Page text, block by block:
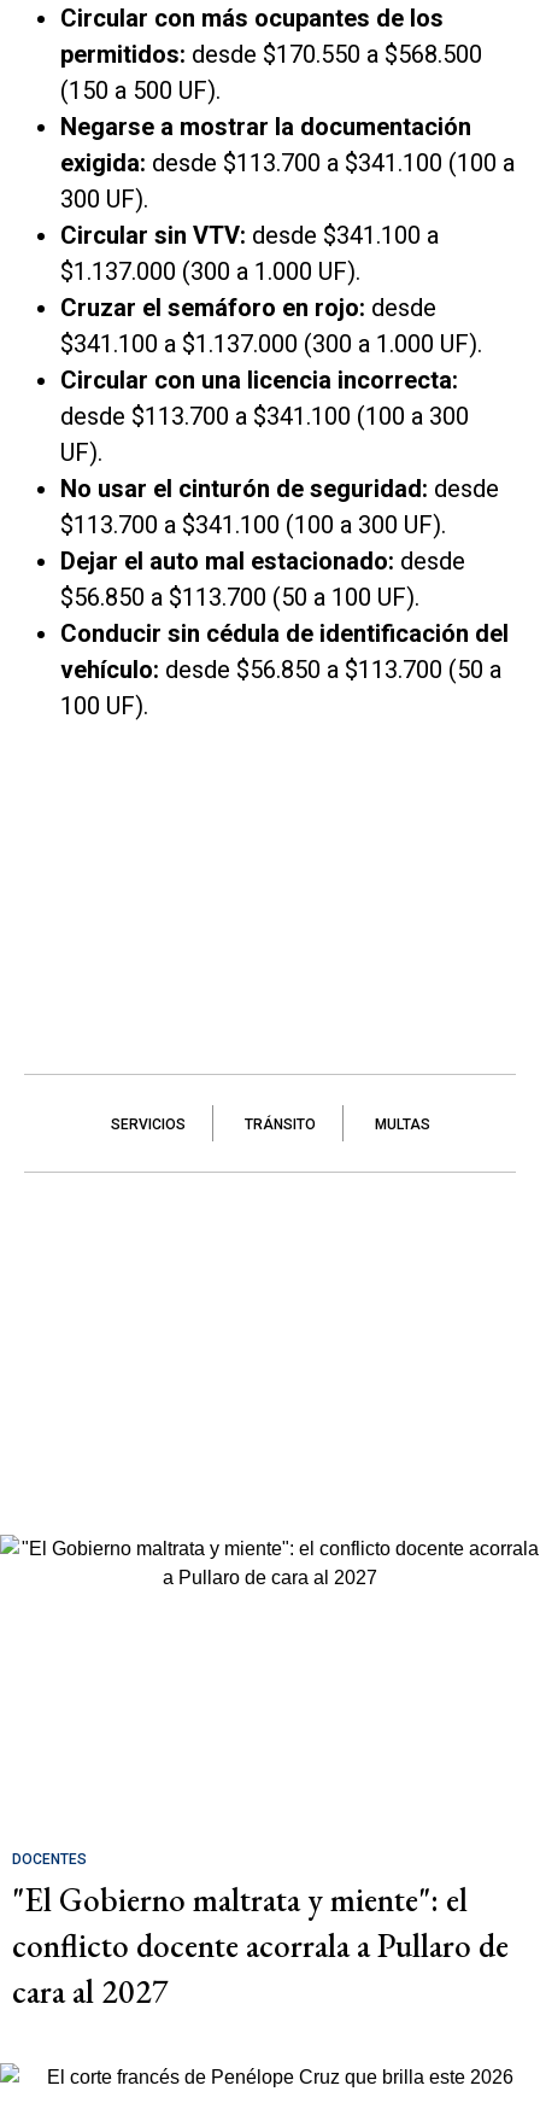
Circular con más ocupantes de los
permitidos: desde $170.550 a $568.500
(150 a 500 UF).
Negarse a mostrar la documentación
exigida: desde $113.700 a $341.100 (100 a
300 UF).
Circular sin VTV: desde $341.100 a
$1.137.000 (300 a 1.000 UF).
Cruzar el semáforo en rojo: desde
$341.100 a $1.137.000 (300 a 1.000 UF).
Circular con una licencia incorrecta:
desde $113.700 a $341.100 (100 a 300
UF).
No usar el cinturón de seguridad: desde
$113.700 a $341.100 (100 a 300 UF).
Dejar el auto mal estacionado: desde
$56.850 a $113.700 (50 a 100 UF).
Conducir sin cédula de identificación del
vehículo: desde $56.850 a $113.700 (50 a
100 UF).
SERVICIOS TRÁNSITO MULTAS
DOCENTES
"El Gobierno maltrata y miente": el
conflicto docente acorrala a Pullaro de
cara al 2027